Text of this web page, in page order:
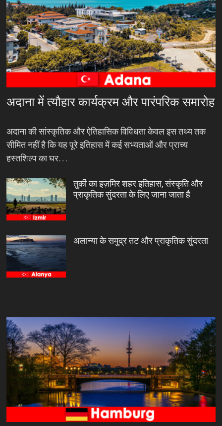
अदाना में त्यौहार कार्यक्रम और पारंपरिक समारोह
अदाना की सांस्कृतिक और ऐतिहासिक विविधता केवल इस तथ्य तक
सीमित नहीं है कि यह पूरे इतिहास में कई सभ्यताओं और प्राच्य
हस्तशिल्प का घर…
तुर्की का इज़मिर शहर इतिहास, संस्कृति और
प्राकृतिक सुंदरता के लिए जाना जाता है
अलान्या के समुद्र तट और प्राकृतिक सुंदरता